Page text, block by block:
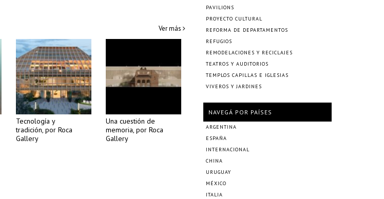
Ver más
Tecnología y
tradición, por Roca
Gallery
Una cuestión de
memoria, por Roca
Gallery
PAVILIONS
PROYECTO CULTURAL
REFORMA DE DEPARTAMENTOS
REFUGIOS
REMODELACIONES Y RECICLAJES
TEATROS Y AUDITORIOS
TEMPLOS CAPILLAS E IGLESIAS
VIVEROS Y JARDINES
NAVEGÁ POR PAÍSES
ARGENTINA
ESPAÑA
INTERNACIONAL
CHINA
URUGUAY
MÉXICO
ITALIA